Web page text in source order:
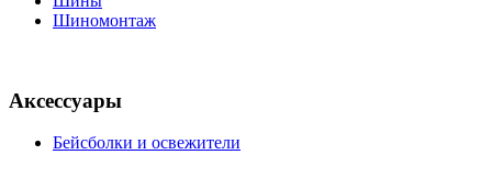
Шиномонтаж
Аксессуары
Бейсболки и освежители